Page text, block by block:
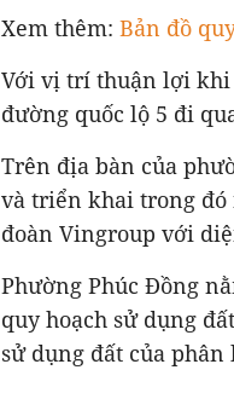
Xem thêm: Bản đồ
Với vị trí thuận lợi khi
đường quốc lộ 5 đi
Trên địa bàn của
và triển khai trong đó
đoàn Vingroup với
Phường Phúc Đồng
quy hoạch sử dụng
sử dụng đất của phân